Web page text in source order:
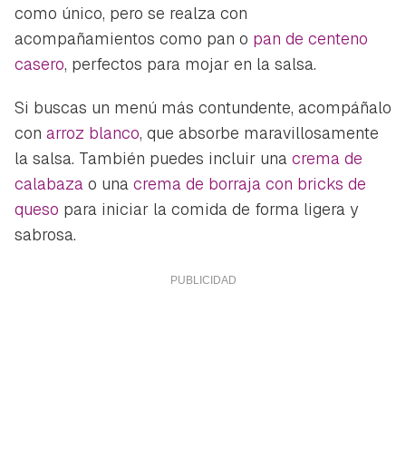
como único, pero se realza con
acompañamientos como pan o pan de centeno
casero, perfectos para mojar en la salsa.
Si buscas un menú más contundente, acompáñalo
con arroz blanco, que absorbe maravillosamente
la salsa. También puedes incluir una crema de
calabaza o una crema de borraja con bricks de
queso para iniciar la comida de forma ligera y
sabrosa.